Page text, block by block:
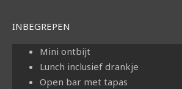
INBEGREPEN
Mini ontbijt
Lunch inclusief drankje
Open bar met tapas